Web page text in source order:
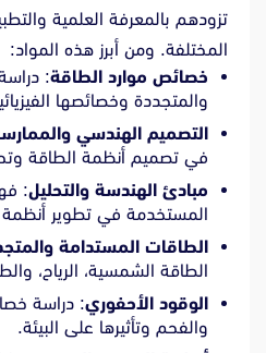
تزودهم بالمعرفة العلمية
المختلفة. ومن أبرز هذه المواد:
خصائص موارد الطاقة:
والمتجددة وخصائصها
التصميم الهندسي
في تصميم أنظمة الطاقة
مبادئ الهندسة والتحليل:
المستخدمة في تطوير أنظمة
الطاقات المستدامة
الطاقة الشمسية، الرياح،
الوقود الأحفوري: دراسة
والفحم وتأثيرها على البيئة.